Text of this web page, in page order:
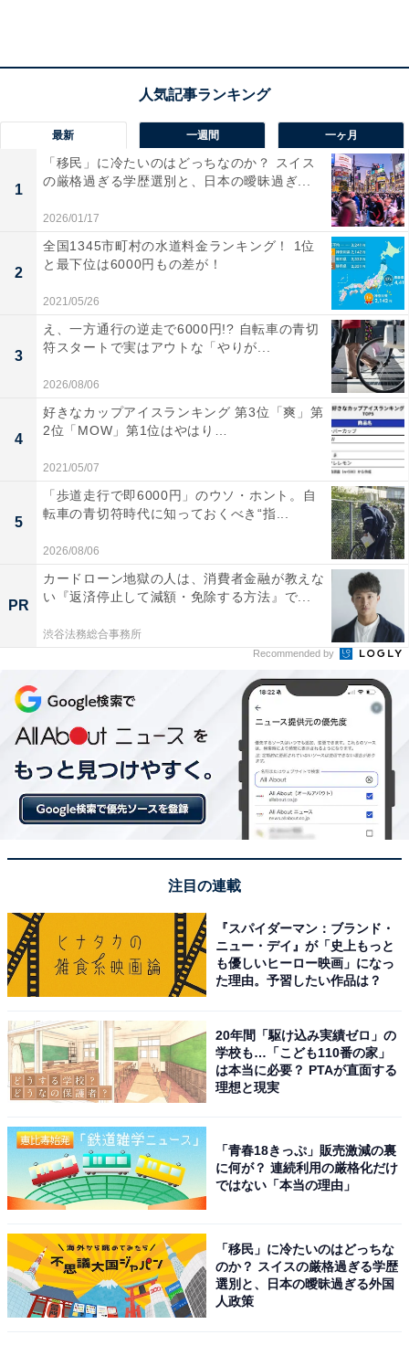
は考えられない（30代男性）」「50歳からでもよさそう
（40代男性）」「仕事できているかによる（50代男
性）」などのほか、60代の人からも「自営業でリタイヤ
する年齢をまだ決めていないので、受け取り年齢は現時
点で未定（60代男性）」「今年から共済年金部分が受け
取れることになるが、いつ受け取ることにするか考え中
（60代男性）」などの声が寄せられました。
年金で「毎月受け取りたい金額」、1位は「11～
年金で毎月いくら受け取りたいですか？ ※日本トレンドリサーチによる調
査
均は14万6145円。今回の調査では、年金で「毎月受け取
りたい金額」として最も多かった回答は、「11〜15万
円」（26.5％）、僅差で「16〜20万円」（25.1％）が続
きました。
最新 一週間 一ヶ月
1
「移民」に冷たいのはどっちなのか？ スイス
の厳格過ぎる学歴選別と、日本の曖昧過ぎ...
2026/01/17
2
全国1345市町村の水道料金ランキング！ 1位
と最下位は6000円もの差が！
2021/05/26
3
え、一方通行の逆走で6000円!? 自転車の青切
符スタートで実はアウトな「やりが...
2026/08/06
4
好きなカップアイスランキング 第3位「爽」第
2位「MOW」第1位はやはり…
2021/05/07
5
「歩道走行で即6000円」のウソ・ホント。自
転車の青切符時代に知っておくべき“指...
2026/08/06
PR
カードローン地獄の人は、消費者金融が教えな
い『返済停止して減額・免除する方法』で...
渋谷法務総合事務所
Recommended by
注目の連載
『スパイダーマン：ブランド・
ニュー・デイ』が「史上もっと
も優しいヒーロー映画」になっ
た理由。予習したい作品は？
20年間「駆け込み実績ゼロ」の
学校も…「こども110番の家」
は本当に必要？ PTAが直面する
理想と現実
「青春18きっぷ」販売激減の裏
に何が？ 連続利用の厳格化だけ
ではない「本当の理由」
「移民」に冷たいのはどっちな
のか？ スイスの厳格過ぎる学歴
選別と、日本の曖昧過ぎる外国
人政策